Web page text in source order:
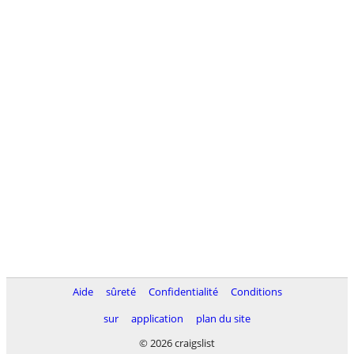
Aide sûreté Confidentialité
Conditions
sur
application
plan du site
© 2026 craigslist